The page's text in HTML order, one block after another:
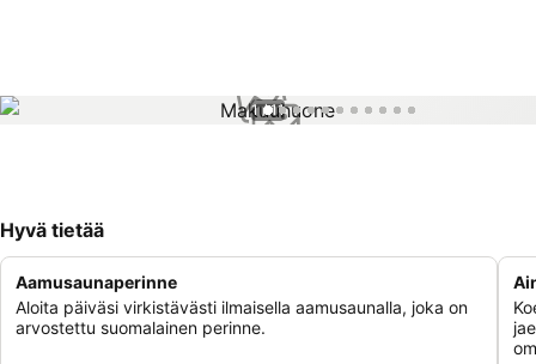
1 / 11
Hyvä tietää
Aamusaunaperinne
Aloita päiväsi virkistävästi ilmaisella aamusaunalla, joka on
arvostettu suomalainen perinne.